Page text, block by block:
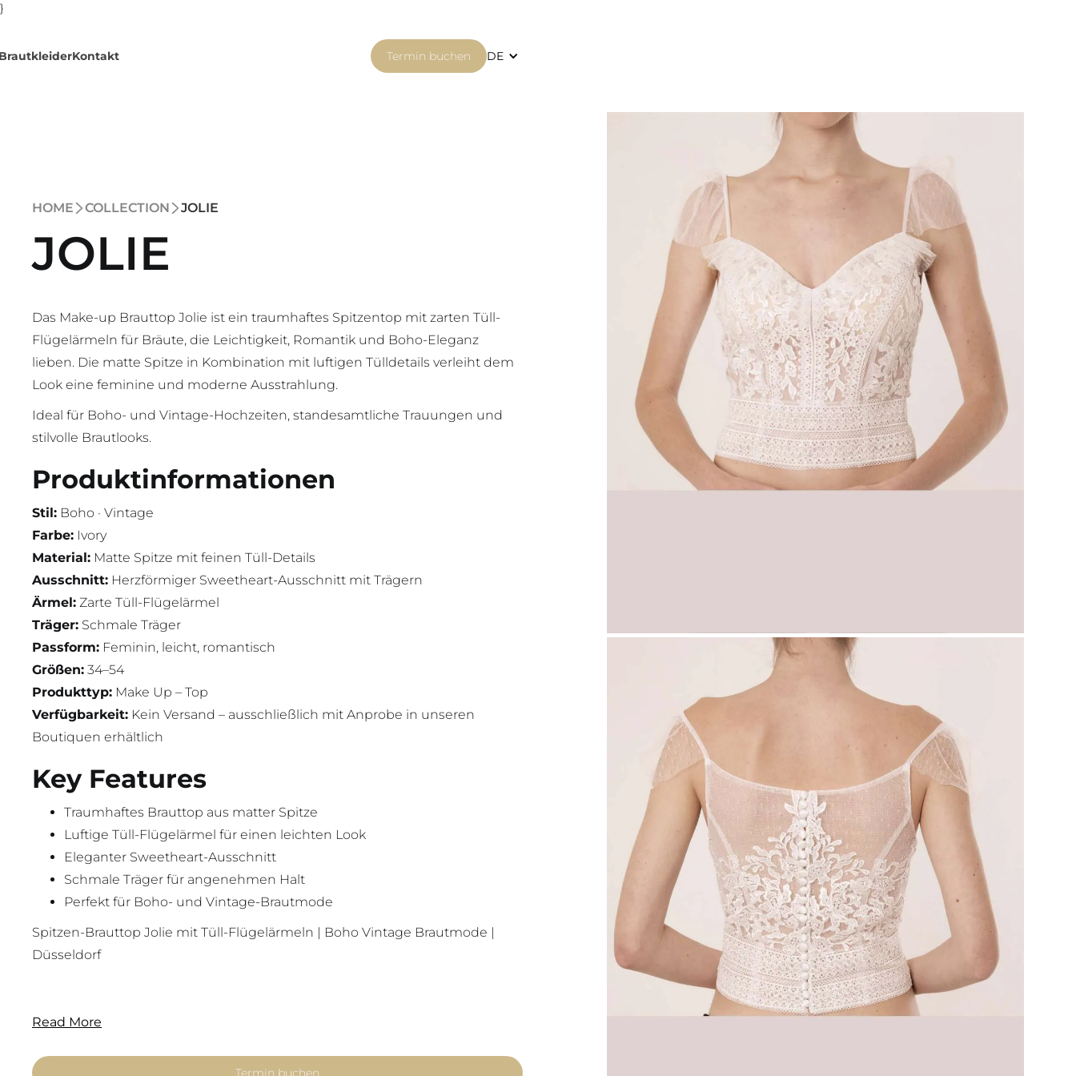
}
Kontakt Termin buchen DE
HOME COLLECTION JOLIE
JOLIE
Das Make-up Brauttop Jolie ist ein traumhaftes Spitzentop mit zarten Tüll-
Flügelärmeln für Bräute, die Leichtigkeit, Romantik und Boho-Eleganz
lieben. Die matte Spitze in Kombination mit luftigen Tülldetails verleiht dem
Look eine feminine und moderne Ausstrahlung.
Ideal für Boho- und Vintage-Hochzeiten, standesamtliche Trauungen und
stilvolle Brautlooks.
Produktinformationen
Stil: Boho · Vintage
Farbe: Ivory
Material: Matte Spitze mit feinen Tüll-Details
Ausschnitt: Herzförmiger Sweetheart-Ausschnitt mit Trägern
Ärmel: Zarte Tüll-Flügelärmel
Träger: Schmale Träger
Passform: Feminin, leicht, romantisch
Größen: 34–54
Produkttyp: Make Up – Top
Verfügbarkeit: Kein Versand – ausschließlich mit Anprobe in unseren
Boutiquen erhältlich
Key Features
Traumhaftes Brauttop aus matter Spitze
Luftige Tüll-Flügelärmel für einen leichten Look
Eleganter Sweetheart-Ausschnitt
Schmale Träger für angenehmen Halt
Perfekt für Boho- und Vintage-Brautmode
Spitzen-Brauttop Jolie mit Tüll-Flügelärmeln | Boho Vintage Brautmode |
Düsseldorf
Read More
Termin buchen